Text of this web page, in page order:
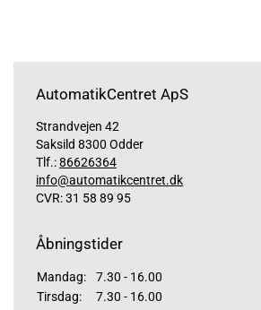
AutomatikCentret ApS
Strandvejen 42
Saksild 8300 Odder
Tlf.:86626364
info@automatikcentret.dk
CVR: 31 58 89 95
Åbningstider
Mandag:
7.30 - 16.00
Tirsdag:
7.30 - 16.00